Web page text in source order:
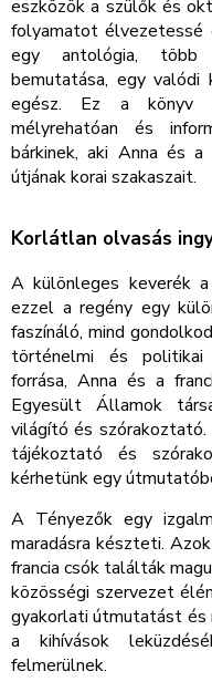
eszközök a szülők és
folyamatot élvezetessé
egy antológia, több
bemutatása, egy valódi
egész. Ez a könyv
mélyrehatóan és
bárkinek, aki Anna és
útjának korai szakaszait.
Korlátlan olvasás
A különleges keverék
ezzel a regény egy
faszínáló, mind
történelmi és politikai
forrása, Anna és a
Egyesült Államok
világító és
tájékoztató és
kérhetünk egy
A Tényezők egy
maradásra készteti.
francia csók találták
közösségi szervezet
gyakorlati útmutatást és
a kihívások
felmerülnek.